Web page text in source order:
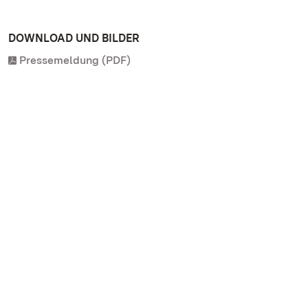
DOWNLOAD UND BILDER
Pressemeldung (PDF)